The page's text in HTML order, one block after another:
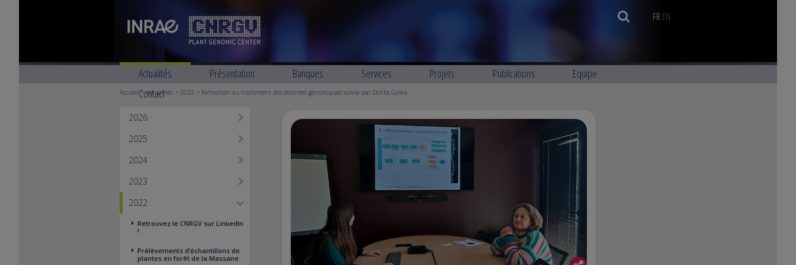
FR EN
Actualités Présentation Banques Services Projets Publications
Equipe
Contact
Accueil>Actualités > 2022 > Formation au traitement des données génomiques suivie par Dorita Galea
2026
2025
2024
2023
2022
Retrouvez le CNRGV sur LinkedIn
!
Prélèvements d’échantillons de
plantes en forêt de la Massane